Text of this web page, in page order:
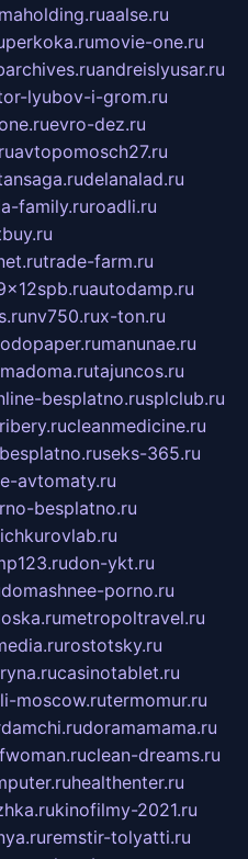
aalse.ru
perkoka.rumovie-one.ru
andreislyusar.ru
lyubov-i-grom.ru
evro-dez.ru
avtopomosch27.ru
delanalad.ru
family.ruroadli.ru
trade-farm.ru
autodamp.ru
nv750.rux-ton.ru
manunae.ru
madoma.rutajuncos.ru
besplatno.rusplclub.ru
ribery.rucleanmedicine.ru
seks-365.ru
avtomaty.ru
besplatno.ru
don-ykt.ru
domashnee-porno.ru
metropoltravel.ru
rostotsky.ru
casinotablet.ru
moscow.rutermomur.ru
doramamama.ru
clean-dreams.ru
healthenter.ru
kinofilmy-2021.ru
remstir-tolyatti.ru